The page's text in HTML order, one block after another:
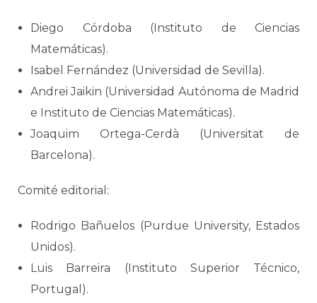
Diego Córdoba (Instituto de Ciencias
Matemáticas).
Isabel Fernández (Universidad de Sevilla).
Andrei Jaikin (Universidad Autónoma de Madrid
e Instituto de Ciencias Matemáticas).
Joaquim Ortega-Cerdà (Universitat de
Barcelona).
Comité editorial:
Rodrigo Bañuelos (Purdue University, Estados
Unidos).
Luis Barreira (Instituto Superior Técnico,
Portugal).